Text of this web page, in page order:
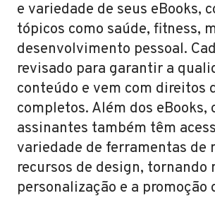
e variedade de seus eBooks,
tópicos como saúde, fitness,
desenvolvimento pessoal.
revisado para garantir a
conteúdo e vem com direitos
completos. Além dos eBooks,
assinantes também têm
variedade de ferramentas de
recursos de design, tornando
personalização e a promoção